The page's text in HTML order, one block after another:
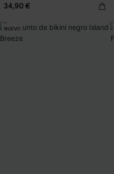
34,90 €
NUEVO